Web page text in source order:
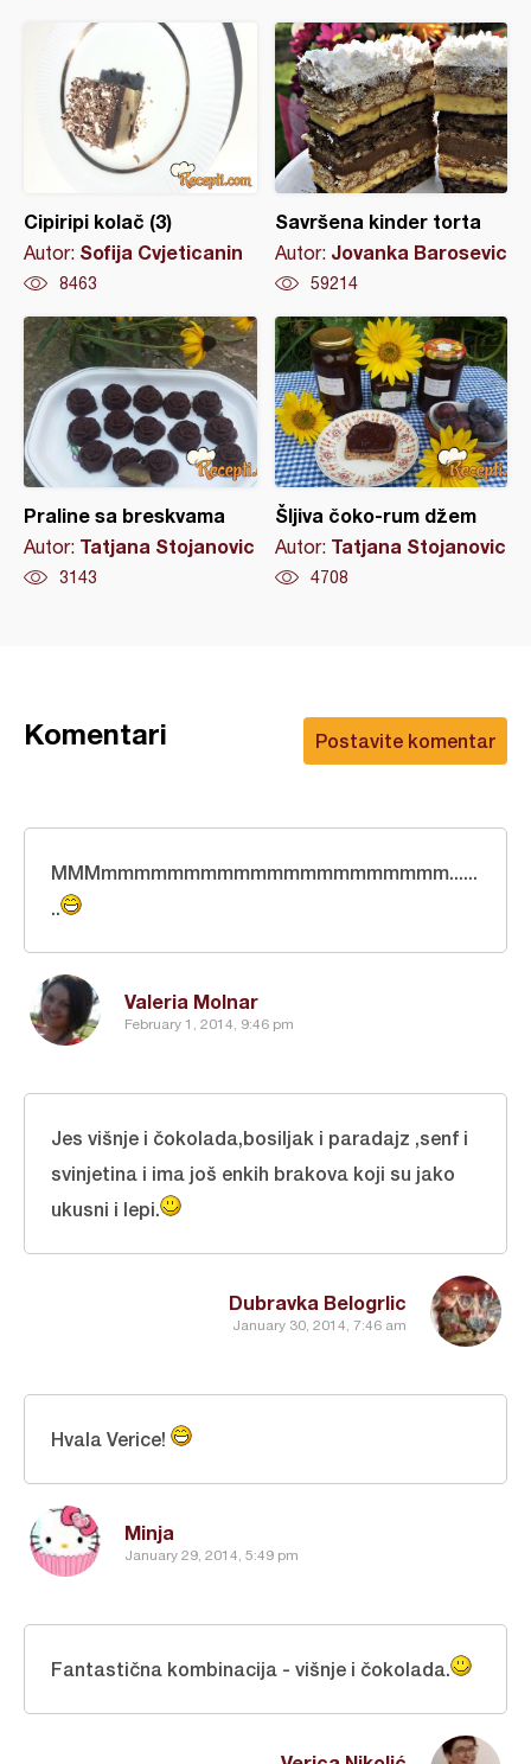
Cipiripi kolač (3)
Autor: Sofija Cvjeticanin
8463
Savršena kinder torta
Autor: Jovanka Barosevic
59214
Praline sa breskvama
Autor: Tatjana Stojanovic
3143
Šljiva čoko-rum džem
Autor: Tatjana Stojanovic
4708
Postavite komentar
Komentari
Valeria Molnar
February 1, 2014, 9:46 pm
MMMmmmmmmmmmmmmmmmmmmmmm......
..
Dubravka Belogrlic
January 30, 2014, 7:46 am
Jes višnje i čokolada,bosiljak i paradajz ,senf i
svinjetina i ima još enkih brakova koji su jako
ukusni i lepi.
Minja
January 29, 2014, 5:49 pm
Hvala Verice!
Fantastična kombinacija - višnje i čokolada.